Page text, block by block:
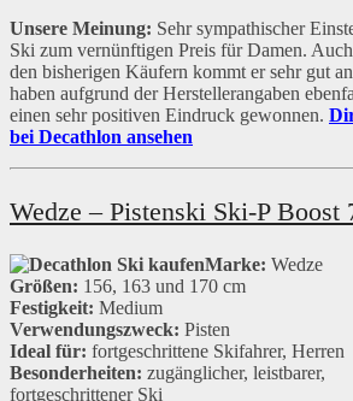
Unsere Meinung: Sehr sympathischer
Ski zum vernünftigen Preis für Damen.
den bisherigen Käufern kommt er sehr gut
haben aufgrund der Herstellerangaben
einen sehr positiven Eindruck gewonnen.
bei Decathlon ansehen
Wedze – Pistenski Ski-P Boost
Marke: Wedze
Größen: 156, 163 und 170 cm
Festigkeit: Medium
Verwendungszweck: Pisten
Ideal für: fortgeschrittene Skifahrer, Herren
Besonderheiten: zugänglicher, leistbarer,
fortgeschrittener Ski